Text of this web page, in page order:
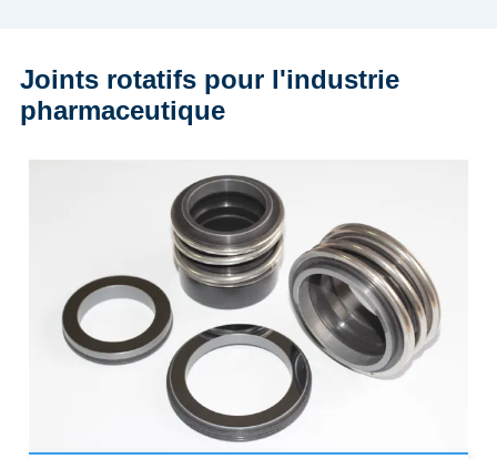
Joints rotatifs pour l'industrie
pharmaceutique